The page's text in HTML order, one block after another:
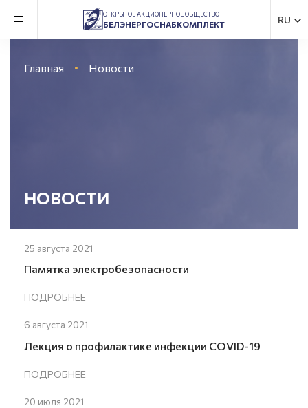
ОТКРЫТОЕ АКЦИОНЕРНОЕ ОБЩЕСТВО
БЕЛЭНЕРГОСНАБКОМПЛЕКТ RU
Главная Новости
НОВОСТИ
25 августа 2021
Памятка электробезопасности
ПОДРОБНЕЕ
6 августа 2021
Лекция о профилактике инфекции COVID-19
ПОДРОБНЕЕ
20 июля 2021